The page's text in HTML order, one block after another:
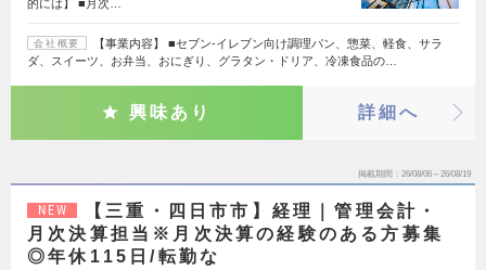
的には】 ■月次…
会社概要
【事業内容】 ■セブン-イレブン向け調理パン、惣菜、軽食、サラ
ダ、スイーツ、お弁当、おにぎり、グラタン・ドリア、冷凍食品の…
興味あり 詳細へ
掲載期間 26/08/06～26/08/19
NEW
【三重・四日市市】経理｜管理会計・
月次決算担当※月次決算の経験のある方募集
◎年休115日/転勤な